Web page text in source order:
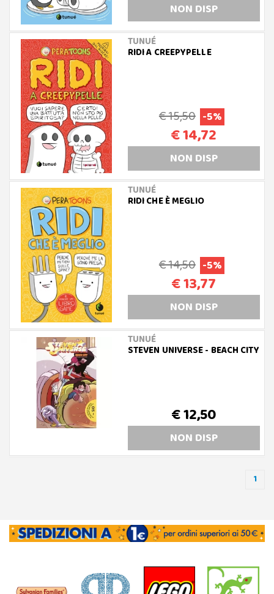
NON DISP
TUNUÉ
RIDI A CREEPYPELLE
€ 15,50 -5%
€ 14,72
NON DISP
TUNUÉ
RIDI CHE È MEGLIO
€ 14,50 -5%
€ 13,77
NON DISP
TUNUÉ
STEVEN UNIVERSE - BEACH CITY
€ 12,50
NON DISP
1